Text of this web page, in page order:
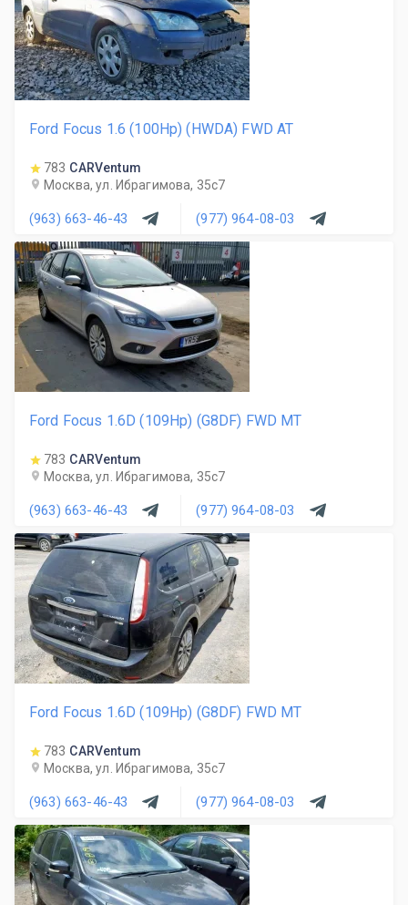
Ford Focus 1.6 (100Hp) (HWDA) FWD AT
783 CARVentum
Москва, ул. Ибрагимова, 35с7
(963) 663-46-43 (977) 964-08-03
Ford Focus 1.6D (109Hp) (G8DF) FWD MT
783 CARVentum
Москва, ул. Ибрагимова, 35с7
(963) 663-46-43 (977) 964-08-03
Ford Focus 1.6D (109Hp) (G8DF) FWD MT
783 CARVentum
Москва, ул. Ибрагимова, 35с7
(963) 663-46-43 (977) 964-08-03